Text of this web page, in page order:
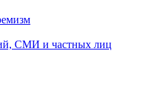
СМИ и частных лиц